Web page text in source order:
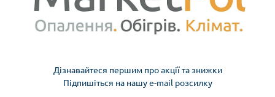
Дізнавайтеся першим про акції та знижки
Підпишіться на нашу e-mail розсилку